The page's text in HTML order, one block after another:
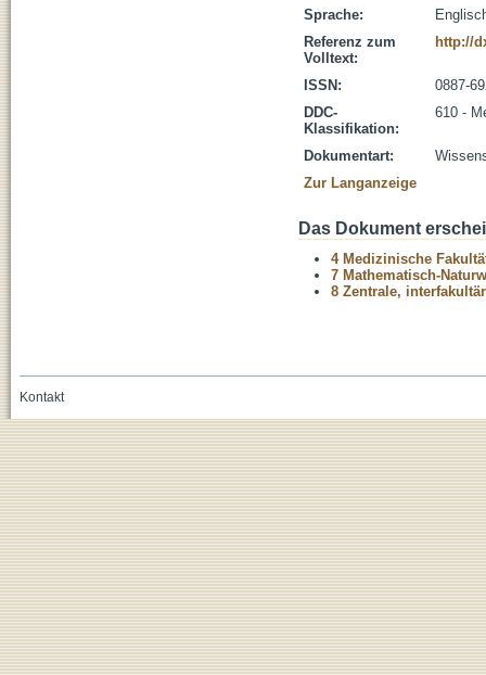
Sprache:
Referenz zum
Volltext:
http://
ISSN:
0887-
DDC-
Klassifikation:
610 -
Dokumentart:
Zur Langanzeige
Das Dokument
4 Medizinische
7 Mathematisch-
8 Zentrale,
Kontakt